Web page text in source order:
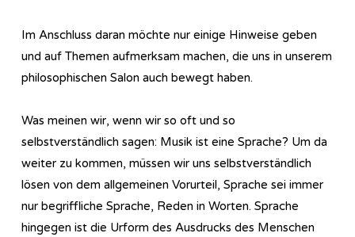
Im Anschluss daran möchte nur einige Hinweise geben
und auf Themen aufmerksam machen, die uns in unserem
philosophischen Salon auch bewegt haben.
Was meinen wir, wenn wir so oft und so
selbstverständlich sagen: Musik ist eine Sprache? Um da
weiter zu kommen, müssen wir uns selbstverständlich
lösen von dem allgemeinen Vorurteil, Sprache sei immer
nur begriffliche Sprache, Reden in Worten. Sprache
hingegen ist die Urform des Ausdrucks des Menschen